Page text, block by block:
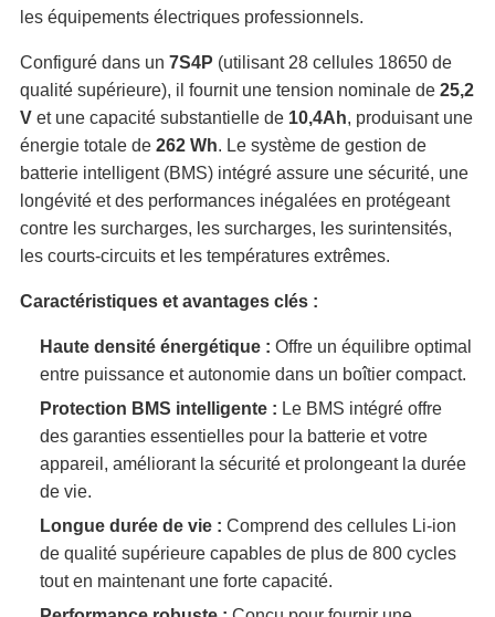
les équipements électriques professionnels.
Configuré dans un7S4P (utilisant 28 cellules 18650 de
qualité supérieure), il fournit une tension nominale de25,2
V et une capacité substantielle de 10,4Ah, produisant une
énergie totale de262 Wh. Le système de gestion de
batterie intelligent (BMS) intégré assure une sécurité, une
longévité et des performances inégalées en protégeant
contre les surcharges, les surcharges, les surintensités,
les courts-circuits et les températures extrêmes.
Caractéristiques et avantages clés :
Haute densité énergétique : Offre un équilibre optimal
entre puissance et autonomie dans un boîtier compact.
Protection BMS intelligente : Le BMS intégré offre
des garanties essentielles pour la batterie et votre
appareil, améliorant la sécurité et prolongeant la durée
de vie.
Longue durée de vie : Comprend des cellules Li-ion
de qualité supérieure capables de plus de 800 cycles
tout en maintenant une forte capacité.